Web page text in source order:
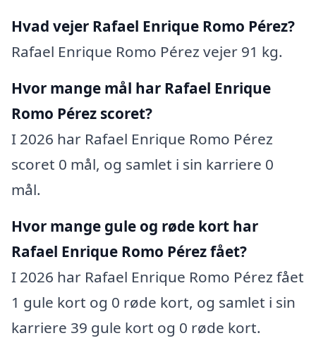
Hvad vejer Rafael Enrique Romo Pérez?
Rafael Enrique Romo Pérez vejer 91 kg.
Hvor mange mål har Rafael Enrique
Romo Pérez scoret?
I 2026 har Rafael Enrique Romo Pérez
scoret 0 mål, og samlet i sin karriere 0
mål.
Hvor mange gule og røde kort har
Rafael Enrique Romo Pérez fået?
I 2026 har Rafael Enrique Romo Pérez fået
1 gule kort og 0 røde kort, og samlet i sin
karriere 39 gule kort og 0 røde kort.